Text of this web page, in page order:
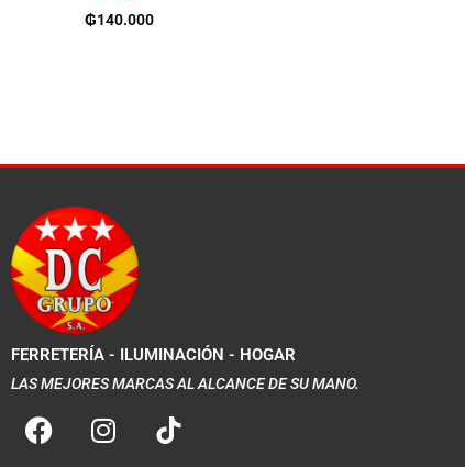
₲140.000
FERRETERÍA - ILUMINACIÓN - HOGAR
LAS MEJORES MARCAS AL ALCANCE DE SU MANO.
F
a
I
n